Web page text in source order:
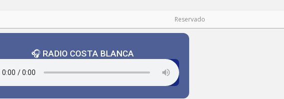
Reservado
🎧 RADIO COSTA BLANCA